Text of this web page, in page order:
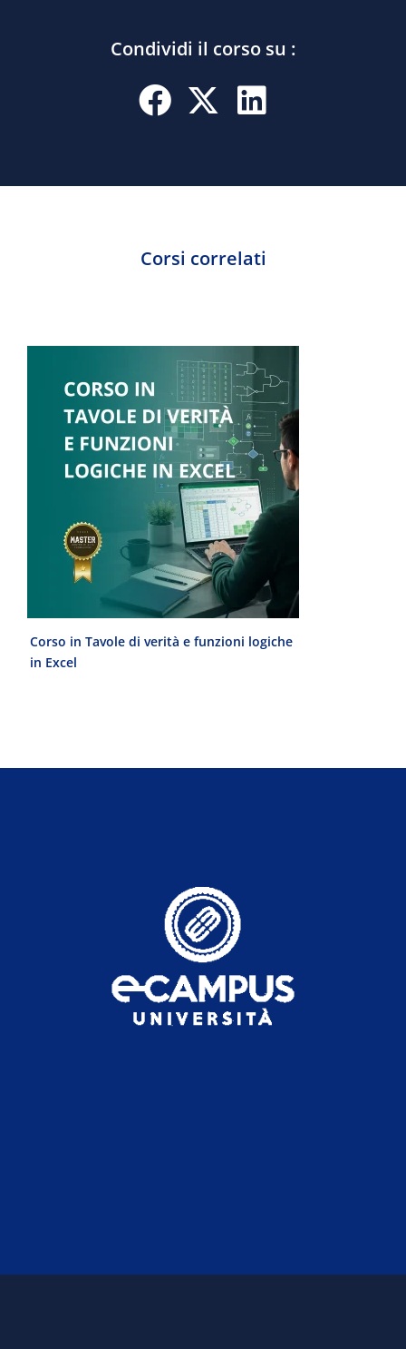
Condividi il corso su :
Corsi correlati
Corso in Tavole di verità e funzioni logiche
in Excel